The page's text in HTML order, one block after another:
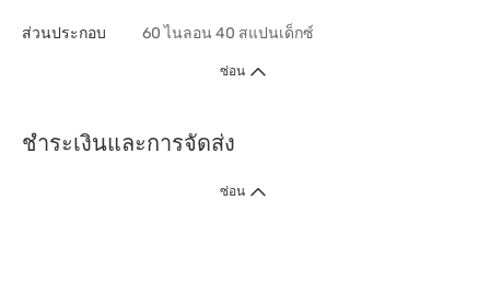
ส่วนประกอบ 60 ไนลอน 40 สแปนเด็กซ์
ซ่อน
ชำระเงินและการจัดส่ง
ซ่อน